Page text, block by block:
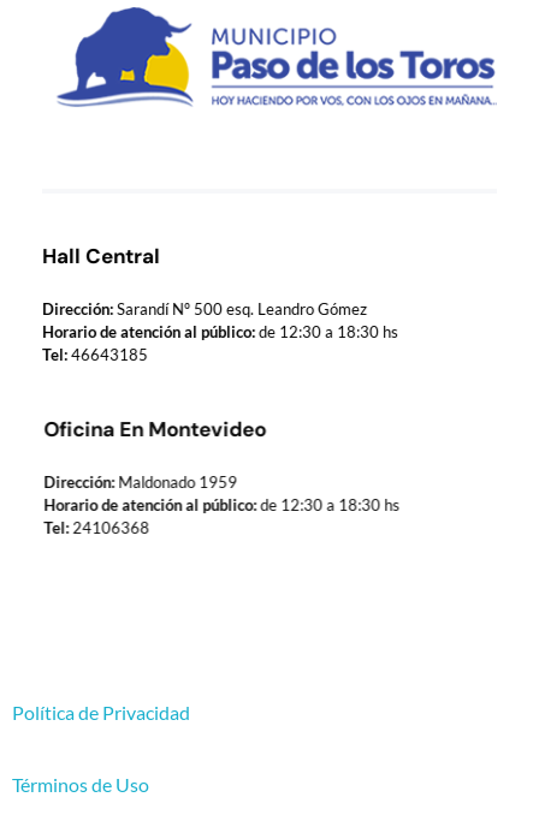
Hall Central
Dirección:Sarandí Nº 500 esq. Leandro Gómez
Horario de atención al público:de 12:30 a 18:30 hs
Tel:46643185
Oficina En Montevideo
Dirección:Maldonado 1959
Horario de atención al público:de 12:30 a 18:30 hs
Tel:24106368
Política de Privacidad
Términos de Uso